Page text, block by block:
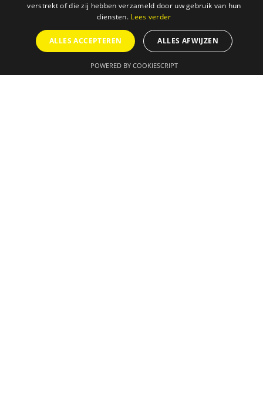
verstrekt of die zij hebben verzameld door uw gebruik van hun
diensten. Lees verder
ALLES ACCEPTEREN ALLES AFWIJZEN
POWERED BY COOKIESCRIPT